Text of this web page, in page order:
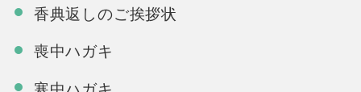
香典返しのご挨拶状
喪中ハガキ
寒中ハガキ